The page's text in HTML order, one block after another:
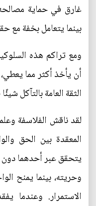
غارق في حماية
بينما يتعامل بخفة مع
ومع تراكم هذه
أن يأخذ أكثر مما
الثقة العامة بالتآكل
لقد ناقش الفلاسفة
المعقدة بين الحق
يتحقق عبر أحدهما دون
وحريته، بينما يمنح
الاستمرار. وعندما